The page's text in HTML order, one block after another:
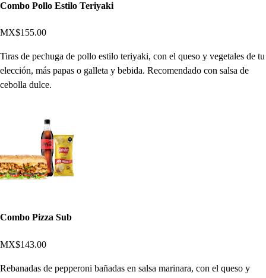
Combo Pollo Estilo Teriyaki
MX$155.00
Tiras de pechuga de pollo estilo teriyaki, con el queso y vegetales de tu
elección, más papas o galleta y bebida. Recomendado con salsa de
cebolla dulce.
Combo Pizza Sub
MX$143.00
Rebanadas de pepperoni bañadas en salsa marinara, con el queso y